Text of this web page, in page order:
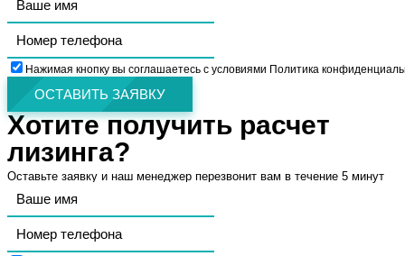
Нажимая кнопку вы соглашаетесь с условиями Политика
ОСТАВИТЬ ЗАЯВКУ
Хотите получить расчет
лизинга?
Оставьте заявку и наш менеджер перезвонит вам в течение 5 минут